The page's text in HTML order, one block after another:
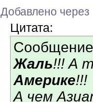
Добавлено
Цитата:
Жаль!!! А
Америке!!!
А чем